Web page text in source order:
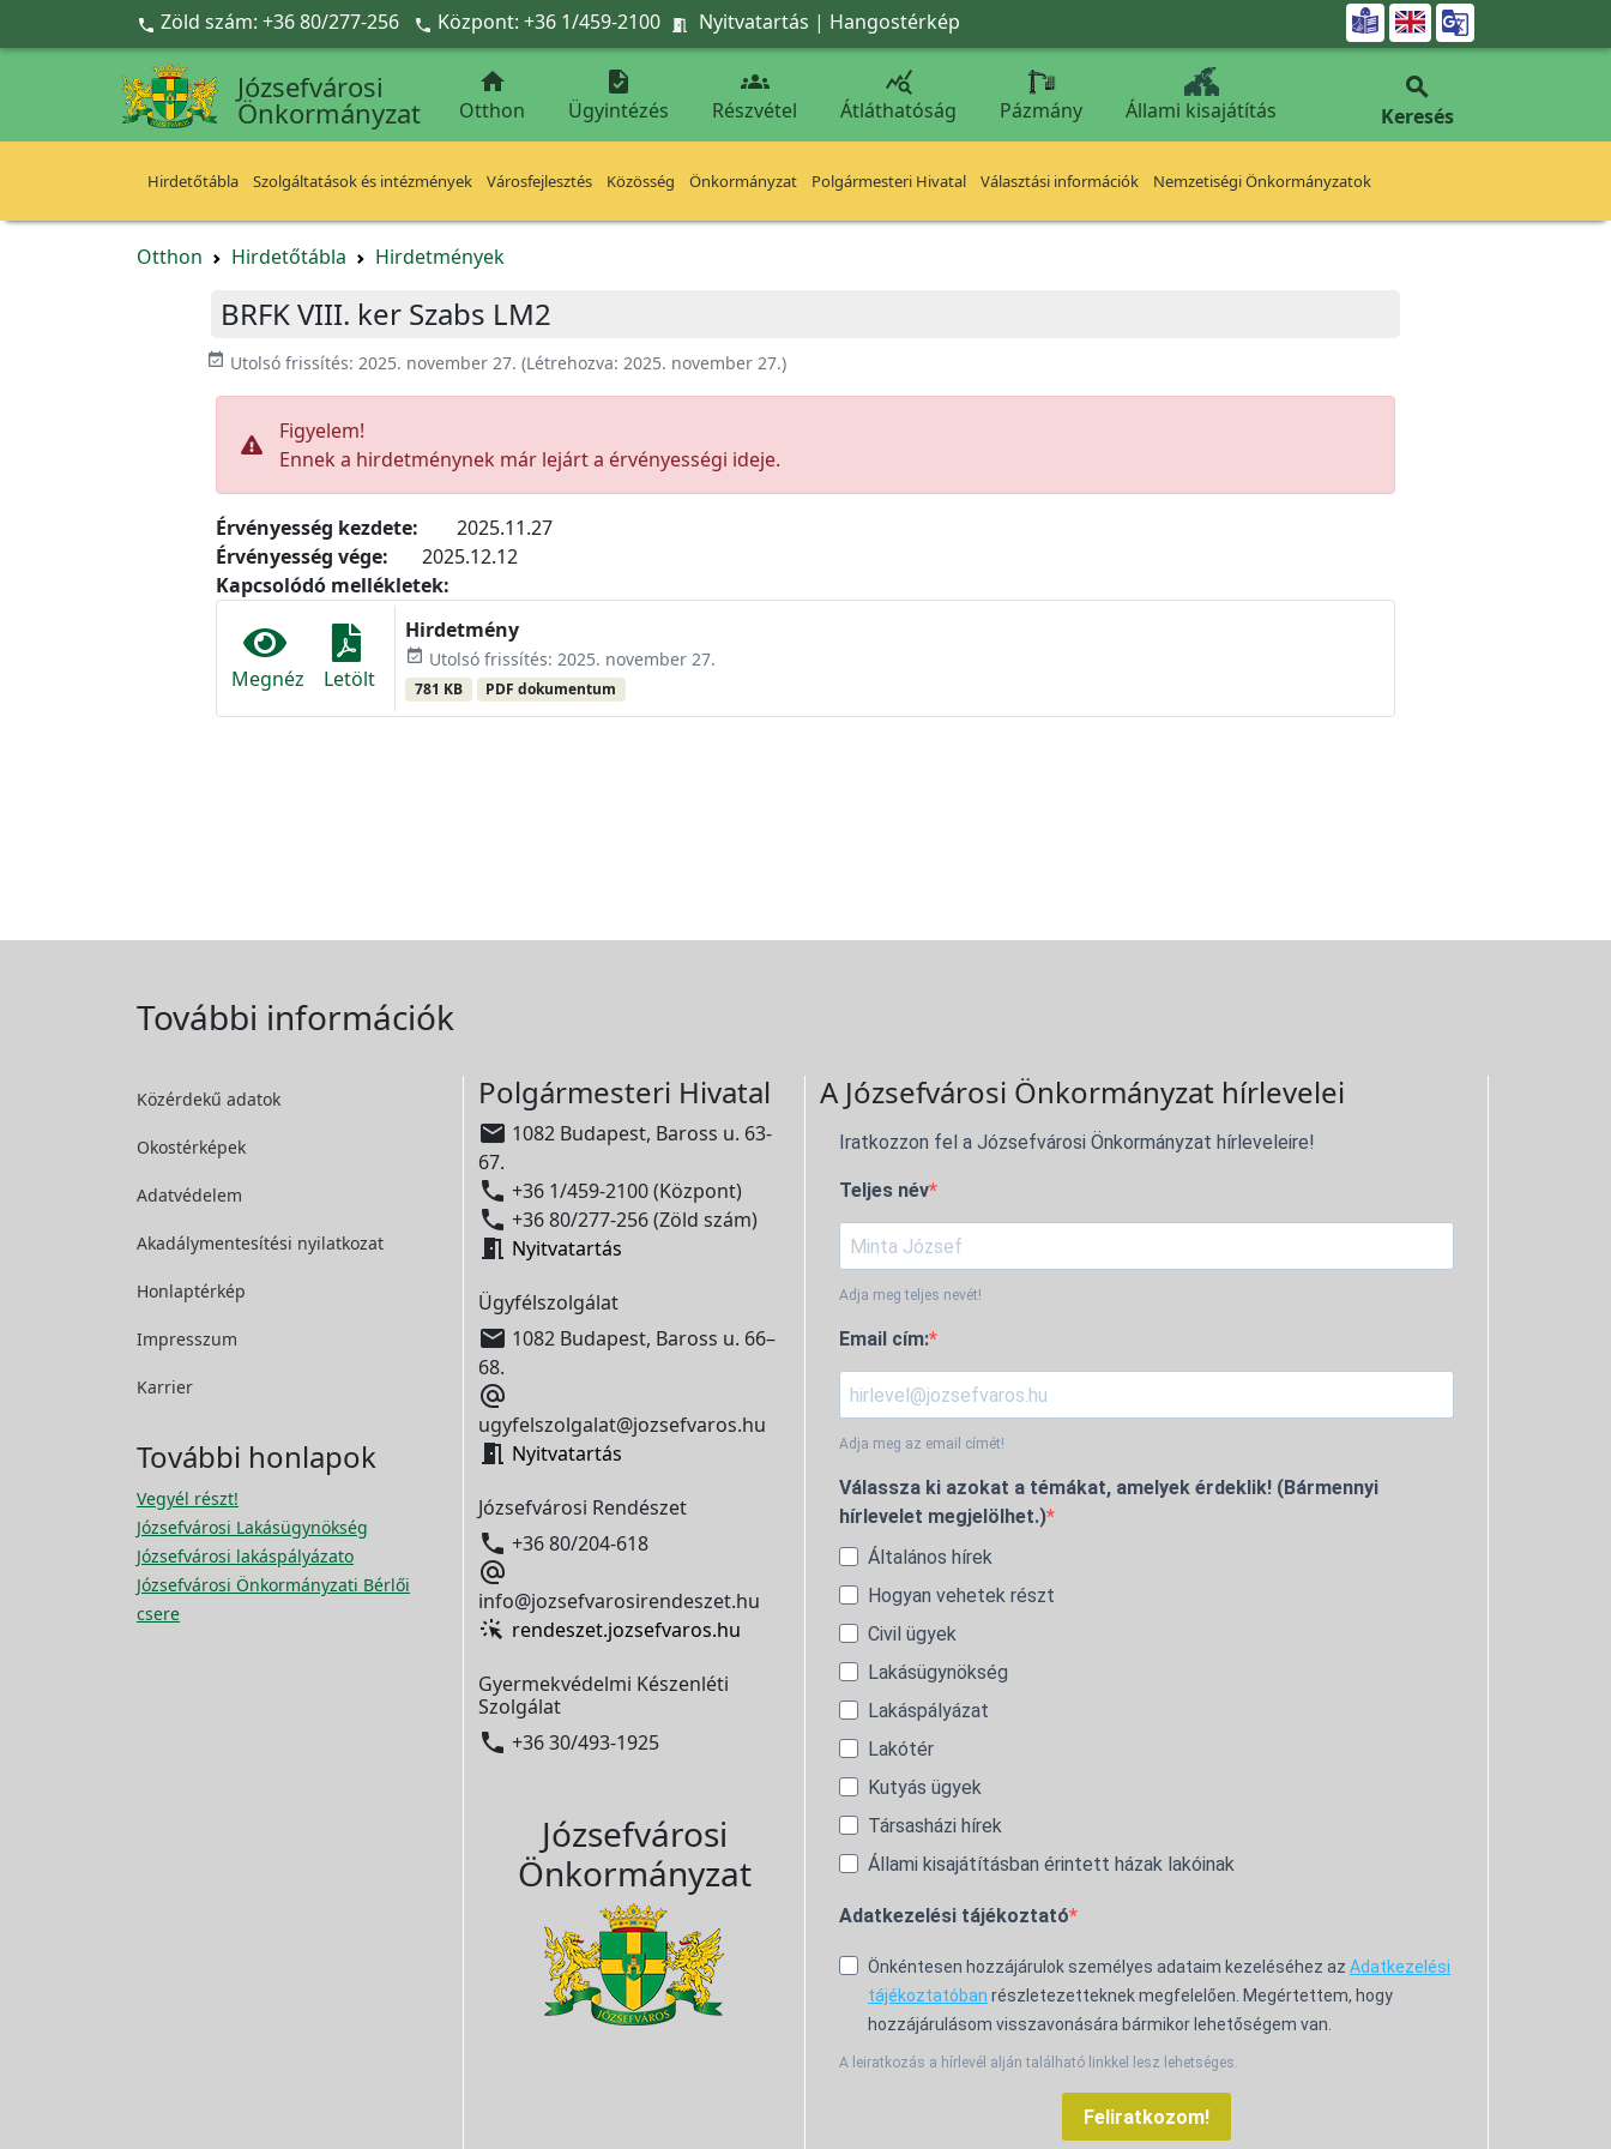
Ugrás a fő tartalomra
 Zöld szám: +36 80/277-256  Központ: +36 1/459-2100  Nyitvatartás | Hangostérkép 
Józsefvárosi
Önkormányzat

Otthon

Ügyintézés

Részvétel

Átláthatóság Pázmány Állami kisajátítás

Keresés
Hirdetőtábla Szolgáltatások és intézmények Városfejlesztés Közösség Önkormányzat Polgármesteri Hivatal Választási információk Nemzetiségi Önkormányzatok
Otthon Hirdetőtábla Hirdetmények
BRFK VIII. ker Szabs LM2
event_available Utolsó frissítés: 2025. november 27. (Létrehozva: 2025. november 27.)
Figyelem!
Ennek a hirdetménynek már lejárt a érvényességi ideje.
Érvényesség kezdete:
2025.11.27
Érvényesség vége:
2025.12.12
Kapcsolódó mellékletek:
Megnéz Letölt
Hirdetmény
event_available Utolsó frissítés: 2025. november 27.
781 KB PDF dokumentum
További információk
Közérdekű adatok
Okostérképek
Adatvédelem
Akadálymentesítési nyilatkozat
Honlaptérkép
Impresszum
Karrier
További honlapok
Vegyél részt!
Józsefvárosi Lakásügynökség
Józsefvárosi lakáspályázato
Józsefvárosi Önkormányzati Bérlői
csere
Polgármesteri Hivatal
 1082 Budapest, Baross u. 63-
67.
 +36 1/459-2100 (Központ)
 +36 80/277-256 (Zöld szám)
 Nyitvatartás
Ügyfélszolgálat
 1082 Budapest, Baross u. 66–
68.

ugyfelszolgalat@jozsefvaros.hu
 Nyitvatartás
Józsefvárosi Rendészet
 +36 80/204-618

info@jozsefvarosirendeszet.hu
rendeszet.jozsefvaros.hu
Gyermekvédelmi Készenléti
Szolgálat
 +36 30/493-1925
Józsefvárosi
Önkormányzat
A Józsefvárosi Önkormányzat hírlevelei
Iratkozzon fel a Józsefvárosi Önkormányzat hírleveleire!
Teljes név
Adja meg teljes nevét!
Email cím:
Adja meg az email címét!
Válassza ki azokat a témákat, amelyek érdeklik! (Bármennyi
hírlevelet megjelölhet.)
Általános hírek
Hogyan vehetek részt
Civil ügyek
Lakásügynökség
Lakáspályázat
Lakótér
Kutyás ügyek
Társasházi hírek
Állami kisajátításban érintett házak lakóinak
Adatkezelési tájékoztató
Önkéntesen hozzájárulok személyes adataim kezeléséhez az Adatkezelési
tájékoztatóban részletezetteknek megfelelően. Megértettem, hogy
hozzájárulásom visszavonására bármikor lehetőségem van.
A leiratkozás a hírlevél alján található linkkel lesz lehetséges.
Feliratkozom!